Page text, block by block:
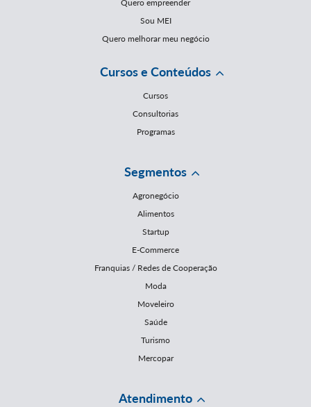
Quero empreender
Sou MEI
Quero melhorar meu negócio
Cursos e Conteúdos
Cursos
Consultorias
Programas
Segmentos
Agronegócio
Alimentos
Startup
E-Commerce
Franquias / Redes de Cooperação
Moda
Moveleiro
Saúde
Turismo
Mercopar
Atendimento